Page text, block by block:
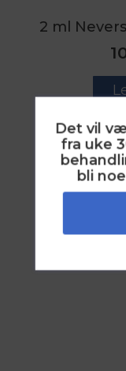
2 ml
Det vil
fra uke
bli